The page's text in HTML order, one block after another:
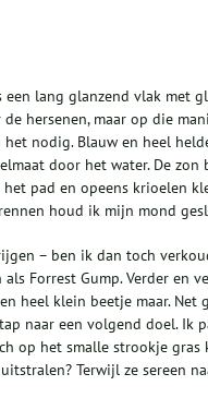
lang glanzend vlak met
hersenen, maar op die
nodig. Blauw en heel
door het water. De
pad en opeens krioelen
houd ik mijn mond
– ben ik dan toch
Forrest Gump. Verder en
heel klein beetje maar.
naar een volgend doel. Ik
op het smalle strookje
Terwijl ze sereen